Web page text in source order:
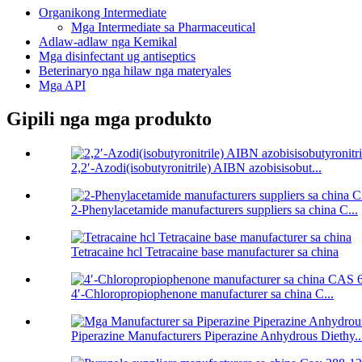
Organikong Intermediate
Mga Intermediate sa Pharmaceutical
Adlaw-adlaw nga Kemikal
Mga disinfectant ug antiseptics
Beterinaryo nga hilaw nga materyales
Mga API
Gipili nga mga produkto
2,2′-Azodi(isobutyronitrile) AIBN azobisisobut...
2-Phenylacetamide manufacturers suppliers sa china C...
Tetracaine hcl Tetracaine base manufacturer sa china
4′-Chloropropiophenone manufacturer sa china C...
Piperazine Manufacturers Piperazine Anhydrous